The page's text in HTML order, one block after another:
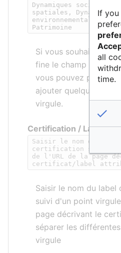
Si vous souhaitez
fine le champ
vous pouvez préciser
ajouter quelques
virgule.
Certification / Label
Saisir le nom du
suivi d'un point
page décrivant le
séparer les
virgule
If
all
time.